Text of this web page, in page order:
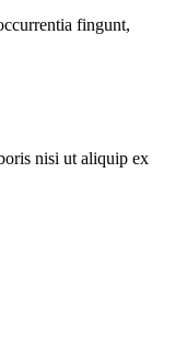
fingunt,
nisi ut aliquip ex